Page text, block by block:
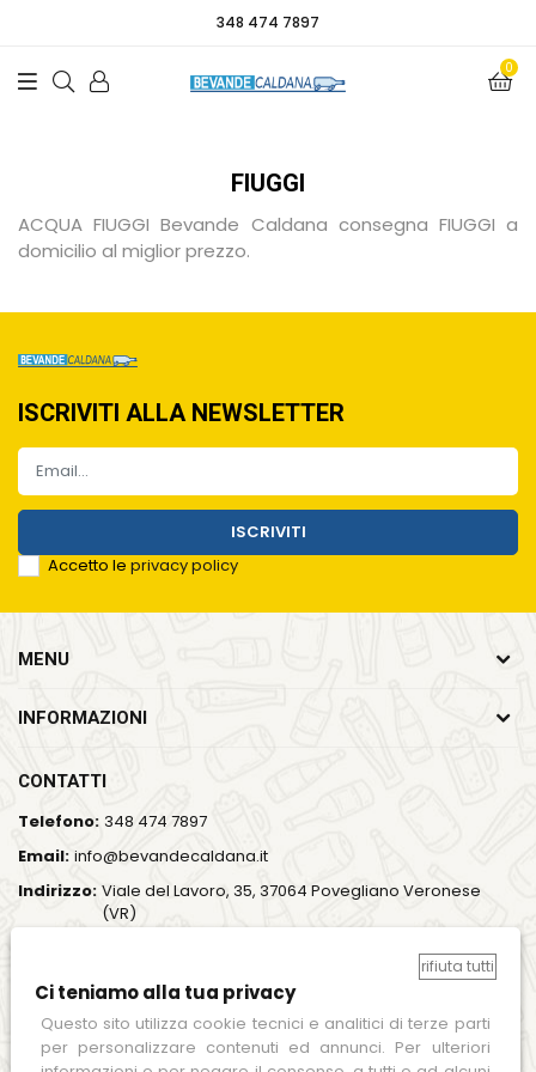
348 474 7897
0
FIUGGI
ACQUA FIUGGIBevande Caldana consegna FIUGGI a
domicilio al miglior prezzo.
ISCRIVITI ALLA NEWSLETTER
ISCRIVITI
Accetto le privacy policy
CONTATTI
Telefono: 348 474 7897
Email: info@bevandecaldana.it
Indirizzo: Viale del Lavoro, 35, 37064 Povegliano Veronese
(VR)
MENU
INFORMAZIONI
SEGUICI SUI SOCIAL
rifiuta tutti
Ci teniamo alla tua privacy
Questo sito utilizza cookie tecnici e analitici di terze parti
per personalizzare contenuti ed annunci. Per ulteriori